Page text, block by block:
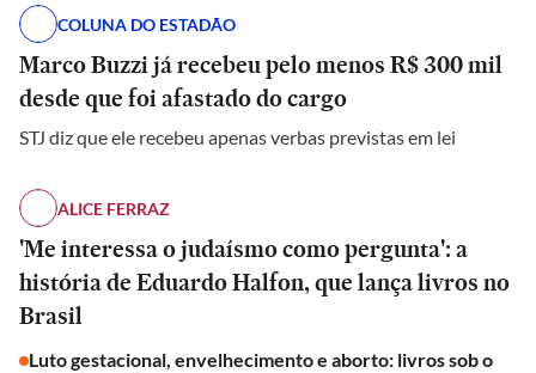
COLUNA DO ESTADÃO
Marco Buzzi já recebeu pelo menos R$ 300 mil
desde que foi afastado do cargo
STJ diz que ele recebeu apenas verbas previstas em lei
ALICE FERRAZ
'Me interessa o judaísmo como pergunta': a
história de Eduardo Halfon, que lança livros no
Brasil
Luto gestacional, envelhecimento e aborto: livros sob o